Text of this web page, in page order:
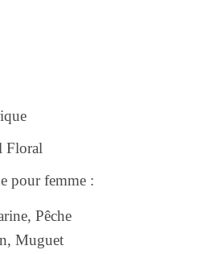
Floral
pour femme :
Pêche
Muguet